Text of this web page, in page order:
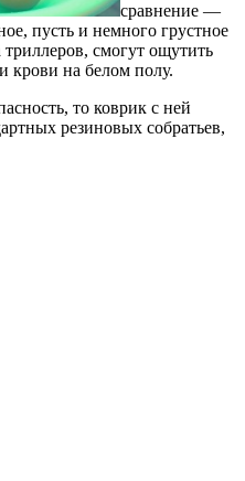
сравнение —
пусть и немного грустное
смогут ощутить
крови на белом полу.
то коврик с ней
резиновых собратьев,